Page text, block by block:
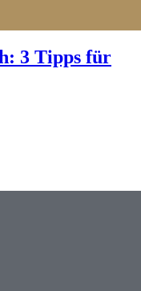
3 Tipps für